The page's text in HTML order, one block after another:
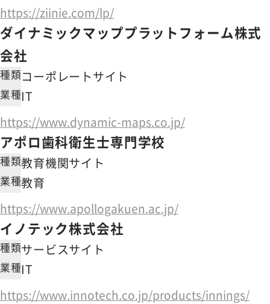
https://ziinie.com/lp/
ダイナミックマッププラットフォーム株式
会社
種類コーポレートサイト
業種IT
https://www.dynamic-maps.co.jp/
アポロ歯科衛生士専門学校
種類教育機関サイト
業種教育
https://www.apollogakuen.ac.jp/
イノテック株式会社
種類サービスサイト
業種IT
https://www.innotech.co.jp/products/innings/